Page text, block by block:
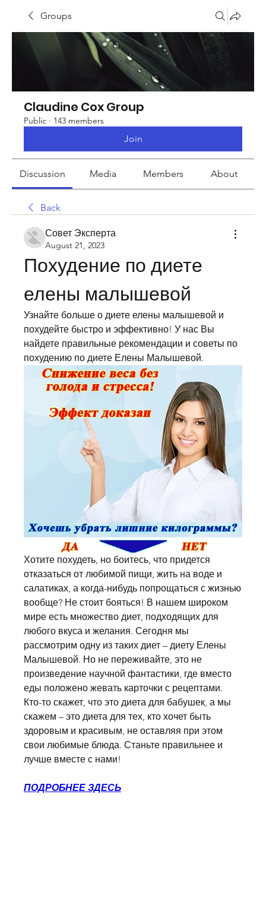
Groups
Claudine Cox Group
Public · 143 members
Join
Discussion Media Members About
Back
Совет Эксперта
August 21, 2023
Похудение по диете
елены малышевой
Узнайте больше о диете елены малышевой и
похудейте быстро и эффективно! У нас Вы
найдете правильные рекомендации и советы по
похудению по диете Елены Малышевой.
Хотите похудеть, но боитесь, что придется
отказаться от любимой пищи, жить на воде и
салатиках, а когда-нибудь попрощаться с жизнью
вообще? Не стоит бояться! В нашем широком
мире есть множество диет, подходящих для
любого вкуса и желания. Сегодня мы
рассмотрим одну из таких диет – диету Елены
Малышевой. Но не переживайте, это не
произведение научной фантастики, где вместо
еды положено жевать карточки с рецептами.
Кто-то скажет, что это диета для бабушек, а мы
скажем – это диета для тех, кто хочет быть
здоровым и красивым, не оставляя при этом
свои любимые блюда. Станьте правильнее и
лучше вместе с нами!
ПОДРОБНЕЕ ЗДЕСЬ